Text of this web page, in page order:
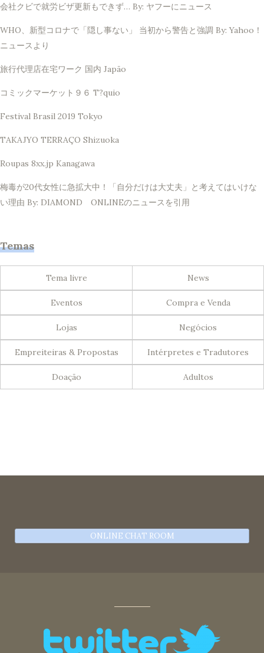
会社クビで就労ビザ更新もできず… By: ヤフーにニュース
WHO、新型コロナで「隠し事ない」 当初から警告と強調 By: Yahoo！
ニュースより
旅行代理店在宅ワーク 国内 Japão
コミックマーケット９６ T?quio
Festival Brasil 2019 Tokyo
TAKAJYO TERRAÇO Shizuoka
Roupas 8xx.jp Kanagawa
梅毒が20代女性に急拡大中！「自分だけは大丈夫」と考えてはいけな
い理由 By: DIAMOND ONLINEのニュースを引用
Temas
Tema livre News
Eventos Compra e Venda
Lojas Negócios
Empreiteiras & Propostas Intérpretes e Tradutores
Doação Adultos
ONLINE CHAT ROOM